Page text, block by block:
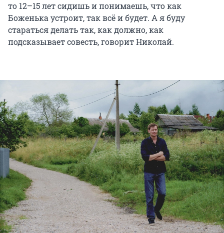
то 12–15 лет сидишь и понимаешь, что как
Боженька устроит, так всё и будет. А я буду
стараться делать так, как должно, как
подсказывает совесть, говорит Николай.